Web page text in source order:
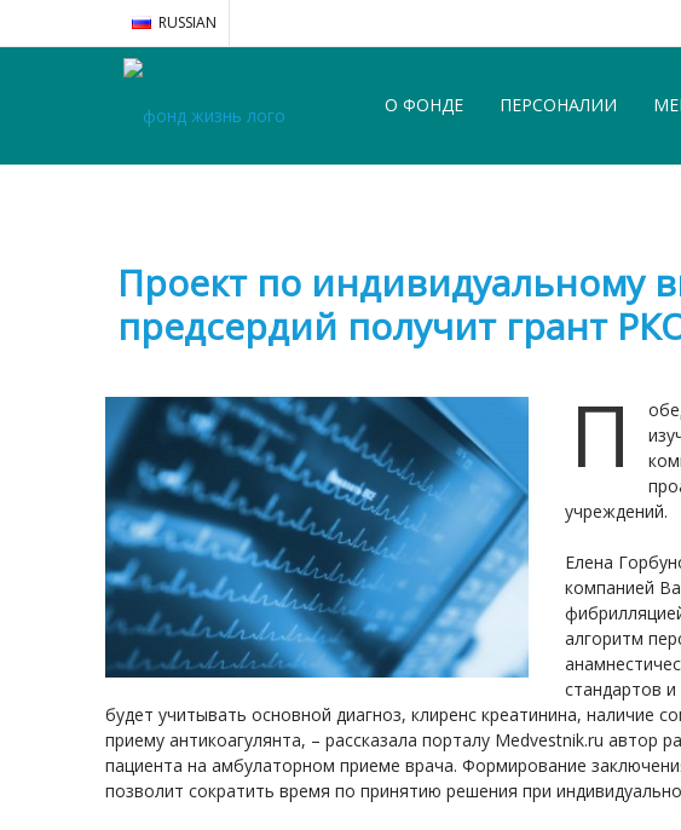
RUSSIAN
О ФОНДЕ ПЕРСОНАЛИИ
Проект по индивидуальному
предсердий получит грант
П
учреждений.
Елена
компанией
алгоритм
стандартов
будет учитывать основной диагноз, клиренс креатинина, наличие
приему антикоагулянта, – рассказала порталу Medvestnik.ru автор
пациента на амбулаторном приеме врача. Формирование
позволит сократить время по принятию решения при